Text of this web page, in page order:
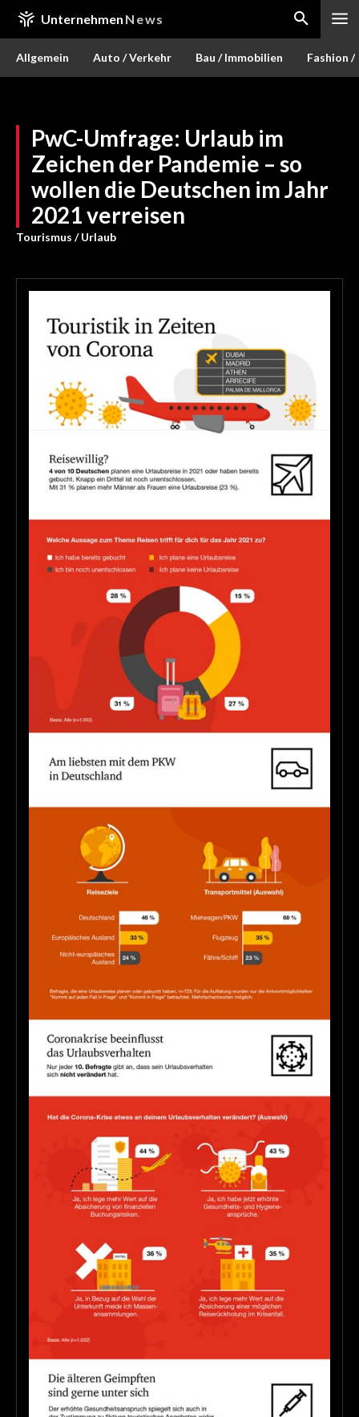
Unternehmen News
Allgemein Auto / Verkehr Bau / Immobilien Fashion /
PwC-Umfrage: Urlaub im
Zeichen der Pandemie – so
wollen die Deutschen im Jahr
2021 verreisen
Tourismus / Urlaub